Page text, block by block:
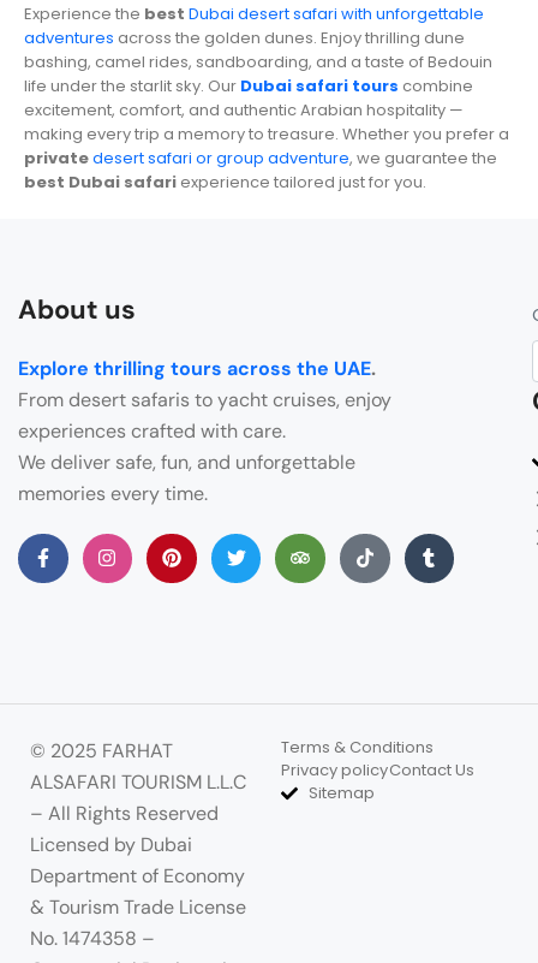
Experience the best Dubai desert safari with unforgettable
adventures across the golden dunes. Enjoy thrilling dune
bashing, camel rides, sandboarding, and a taste of Bedouin
life under the starlit sky. Our Dubai safari tours combine
excitement, comfort, and authentic Arabian hospitality —
making every trip a memory to treasure. Whether you prefer a
privatedesert safari or group adventure, we guarantee the
best Dubai safari experience tailored just for you.
About us
Explore thrilling tours across the UAE.
From desert safaris to yacht cruises, enjoy
experiences crafted with care.
We deliver safe, fun, and unforgettable
memories every time.
© 2025 FARHAT
ALSAFARI TOURISM L.L.C
– All Rights Reserved
Licensed by Dubai
Department of Economy
& Tourism Trade License
No. 1474358 –
Terms & Conditions
Privacy policyContact Us
Sitemap